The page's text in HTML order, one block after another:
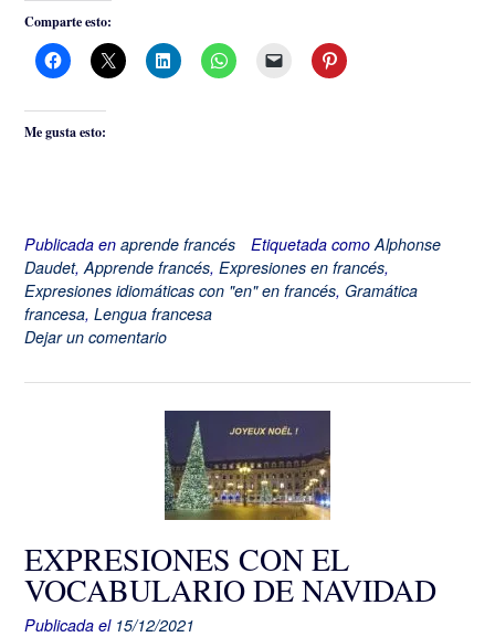
Comparte esto:
Me gusta esto:
Publicada en aprende francés Etiquetada como Alphonse
Daudet, Apprende francés, Expresiones en francés,
Expresiones idiomáticas con "en" en francés, Gramática
francesa, Lengua francesa
Dejar un comentario
EXPRESIONES CON EL
VOCABULARIO DE NAVIDAD
Publicada el 15/12/2021